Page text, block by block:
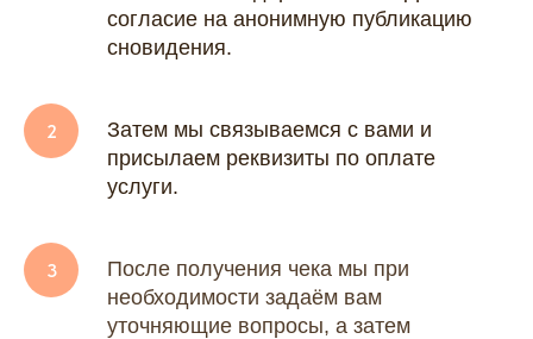
согласие на анонимную публикацию
сновидения.
Затем мы связываемся с вами и
присылаем реквизиты по оплате
услуги.
После получения чека мы при
необходимости задаём вам
уточняющие вопросы, а затем